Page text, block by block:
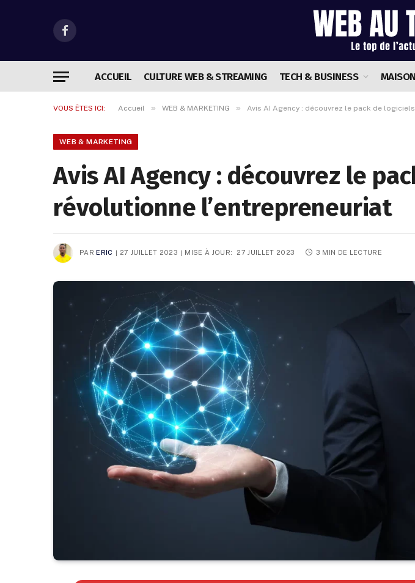
Facebook
ACCUEIL CULTURE WEB & STREAMING TECH & BUSINESS
VOUS ÊTES ICI: Accueil » WEB & MARKETING » Avis AI Agency : découvrez le pack de
WEB & MARKETING
Avis AI Agency : découvrez le
révolutionne l’entrepreneuriat
PAR ERIC 27 JUILLET 2023 MISE À JOUR: 27 JUILLET 2023 3 MIN DE LECTURE